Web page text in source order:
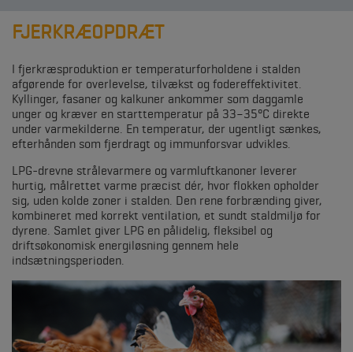
FJERKRÆOPDRÆT
I fjerkræsproduktion er temperaturforholdene i stalden
afgørende for overlevelse, tilvækst og fodereffektivitet.
Kyllinger, fasaner og kalkuner ankommer som daggamle
unger og kræver en starttemperatur på 33–35°C direkte
under varmekilderne. En temperatur, der ugentligt sænkes,
efterhånden som fjerdragt og immunforsvar udvikles.
LPG-drevne strålevarmere og varmluftkanoner leverer
hurtig, målrettet varme præcist dér, hvor flokken opholder
sig, uden kolde zoner i stalden. Den rene forbrænding giver,
kombineret med korrekt ventilation, et sundt staldmiljø for
dyrene. Samlet giver LPG en pålidelig, fleksibel og
driftsøkonomisk energiløsning gennem hele
indsætningsperioden.